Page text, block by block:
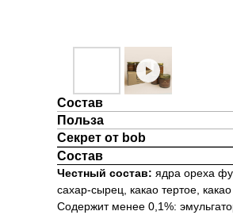
Состав
Польза
Секрет от bob
Состав
Честный состав: ядра ореха
сахар-сырец, какао тертое,
Содержит менее 0,1%: